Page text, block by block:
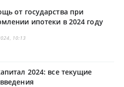
от государства при
ипотеки в 2024 году
10:13
2024: все текущие